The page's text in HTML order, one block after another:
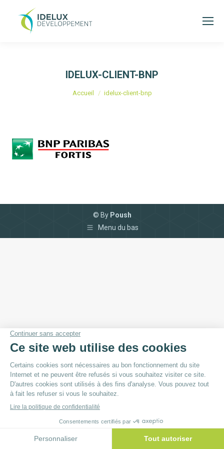
IDELUX-CLIENT-BNP
Vous êtes ici :
Accueil idelux-client-bnp
© By Poush
Menu du bas